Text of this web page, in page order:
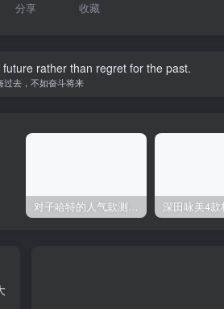
分享 收藏
rather than regret for the past.
过去，不如奋斗将来
对子哈特的人气款测评，推荐！